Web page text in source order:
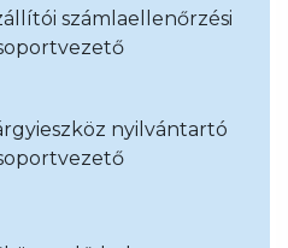
számlaellenőrzési
nyilvántartó